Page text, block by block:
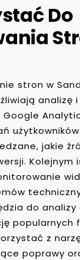
Do
stron w
analizę
Google
jakie
do analizy
popularnych
z
poprawy